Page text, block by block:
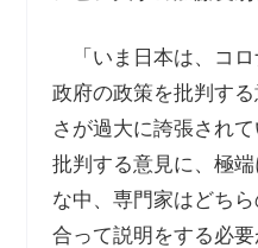
「いま日本は、コ
政府の政策を批判す
さが過大に誇張され
批判する意見に、極
な中、専門家はどち
合って説明をする必要